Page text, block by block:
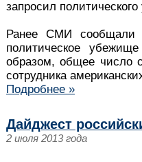
запросил
Ранее СМИ сообщали
политическое
образом, общее число
сотрудника
Подробнее »
Дайджест
2 июля 2013 года